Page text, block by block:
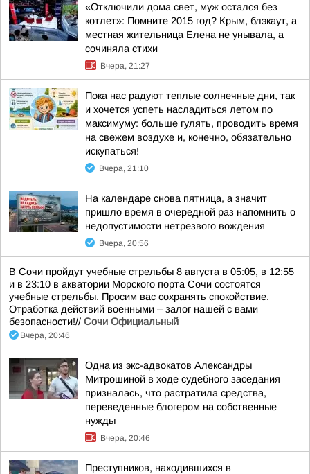
«Отключили дома свет, муж остался без
котлет»: Помните 2015 год? Крым, блэкаут, а
местная жительница Елена не унывала, а
сочиняла стихи
Вчера, 21:27
Пока нас радуют теплые солнечные дни, так
и хочется успеть насладиться летом по
максимуму: больше гулять, проводить время
на свежем воздухе и, конечно, обязательно
искупаться!
Вчера, 21:10
На календаре снова пятница, а значит
пришло время в очередной раз напомнить о
недопустимости нетрезвого вождения
Вчера, 20:56
В Сочи пройдут учебные стрельбы 8 августа в 05:05, в 12:55
и в 23:10 в акватории Морского порта Сочи состоятся
учебные стрельбы. Просим вас сохранять спокойствие.
Отработка действий военными – залог нашей с вами
безопасности!// Сочи Официальный
Вчера, 20:46
Одна из экс-адвокатов Александры
Митрошиной в ходе судебного заседания
призналась, что растратила средства,
переведенные блогером на собственные
нужды
Вчера, 20:46
Преступников, находившихся в